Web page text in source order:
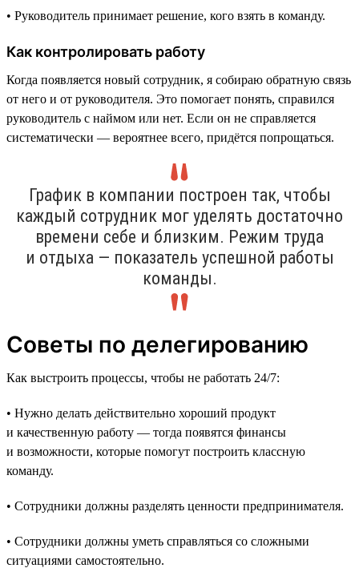
• Руководитель принимает решение, кого взять в команду.
Как контролировать работу
Когда появляется новый сотрудник, я собираю обратную связь
от него и от руководителя. Это помогает понять, справился
руководитель с наймом или нет. Если он не справляется
систематически — вероятнее всего, придётся попрощаться.
График в компании построен так, чтобы
каждый сотрудник мог уделять достаточно
времени себе и близким. Режим труда
и отдыха — показатель успешной работы
команды.
Советы по делегированию
Как выстроить процессы, чтобы не работать 24/7:
• Нужно делать действительно хороший продукт
и качественную работу — тогда появятся финансы
и возможности, которые помогут построить классную
команду.
• Сотрудники должны разделять ценности предпринимателя.
• Сотрудники должны уметь справляться со сложными
ситуациями самостоятельно.